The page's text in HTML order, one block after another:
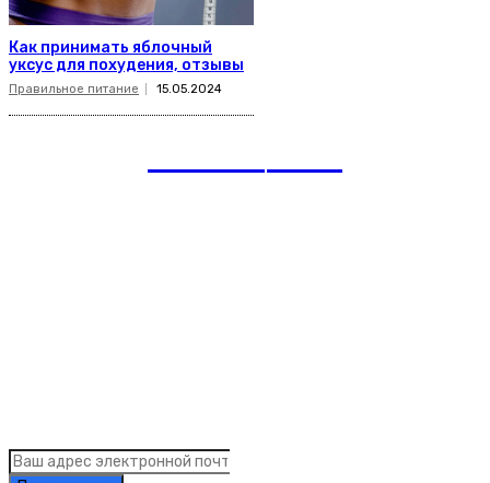
Как принимать яблочный
уксус для похудения, отзывы
Правильное питание 15.05.2024